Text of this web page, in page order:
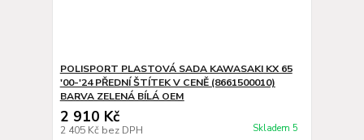
POLISPORT PLASTOVÁ SADA KAWASAKI KX 65
'00-'24 PŘEDNÍ ŠTÍTEK V CENĚ (8661500010)
BARVA ZELENÁ BÍLÁ OEM
2 910 Kč
2 405 Kč bez DPH Skladem 5